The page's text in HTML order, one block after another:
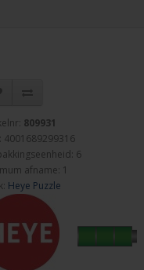
809931
4001689299316
6
afname: 1
Heye Puzzle